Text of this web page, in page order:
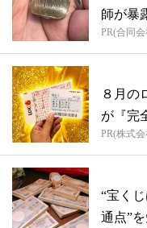
師が暴
PR(合同
８月の
が『完
PR(株式
“宝く
通点”